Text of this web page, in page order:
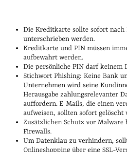
Die Kreditkarte sollte sofort nach
unterschrieben werden.
Kreditkarte und PIN müssen
aufbewahrt werden.
Die persönliche PIN darf keinem
Stichwort Phishing: Keine Bank
Unternehmen wird seine
Herausgabe zahlungsrelevanter
auffordern. E-Mails, die einen
aufweisen, sollten sofort gelöscht
Zusätzlichen Schutz vor Malware
Firewalls.
Um Datenklau zu verhindern,
Onlineshopping über eine SSL-